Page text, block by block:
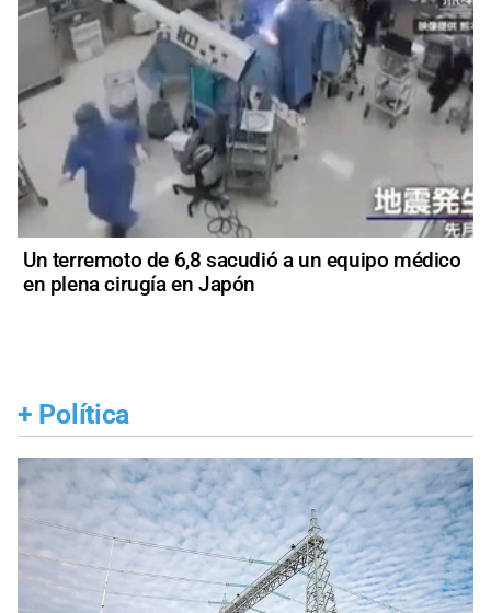
Un terremoto de 6,8 sacudió a un equipo médico
en plena cirugía en Japón
+ Política